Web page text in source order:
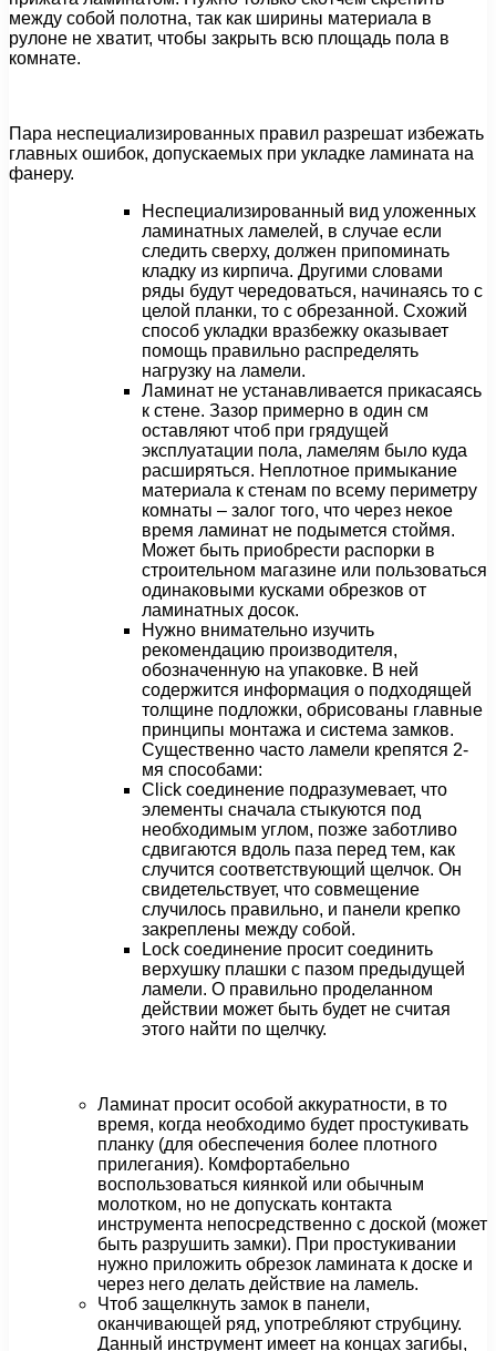
между собой полотна, так как ширины материала в
рулоне не хватит, чтобы закрыть всю площадь пола в
комнате.
Пара неспециализированных правил разрешат избежать
главных ошибок, допускаемых при укладке ламината на
фанеру.
Неспециализированный вид уложенных
ламинатных ламелей, в случае если
следить сверху, должен припоминать
кладку из кирпича. Другими словами
ряды будут чередоваться, начинаясь то с
целой планки, то с обрезанной. Схожий
способ укладки вразбежку оказывает
помощь правильно распределять
нагрузку на ламели.
Ламинат не устанавливается прикасаясь
к стене. Зазор примерно в один см
оставляют чтоб при грядущей
эксплуатации пола, ламелям было куда
расширяться. Неплотное примыкание
материала к стенам по всему периметру
комнаты – залог того, что через некое
время ламинат не подымется стоймя.
Может быть приобрести распорки в
строительном магазине или пользоваться
одинаковыми кусками обрезков от
ламинатных досок.
Нужно внимательно изучить
рекомендацию производителя,
обозначенную на упаковке. В ней
содержится информация о подходящей
толщине подложки, обрисованы главные
принципы монтажа и система замков.
Существенно часто ламели крепятся 2-
мя способами:
Click соединение подразумевает, что
элементы сначала стыкуются под
необходимым углом, позже заботливо
сдвигаются вдоль паза перед тем, как
случится соответствующий щелчок. Он
свидетельствует, что совмещение
случилось правильно, и панели крепко
закреплены между собой.
Lock соединение просит соединить
верхушку плашки с пазом предыдущей
ламели. О правильно проделанном
действии может быть будет не считая
этого найти по щелчку.
Ламинат просит особой аккуратности, в то
время, когда необходимо будет простукивать
планку (для обеспечения более плотного
прилегания). Комфортабельно
воспользоваться киянкой или обычным
молотком, но не допускать контакта
инструмента непосредственно с доской (может
быть разрушить замки). При простукивании
нужно приложить обрезок ламината к доске и
через него делать действие на ламель.
Чтоб защелкнуть замок в панели,
оканчивающей ряд, употребляют струбцину.
Данный инструмент имеет на концах загибы,